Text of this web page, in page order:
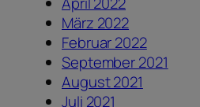
März 2022
Februar 2022
September 2021
August 2021
Juli 2021